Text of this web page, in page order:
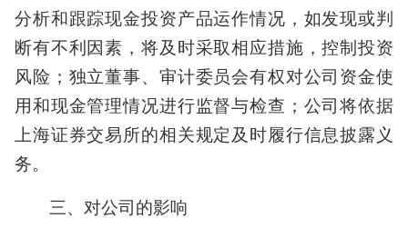
分析和跟踪现金投资产品运作情况，如发现或判
断有不利因素，将及时采取相应措施，控制投资
风险；独立董事、审计委员会有权对公司资金使
用和现金管理情况进行监督与检查；公司将依据
上海证券交易所的相关规定及时履行信息披露义
务。
三、对公司的影响